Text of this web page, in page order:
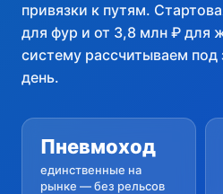
привязки к путям.
для фур и от 3,8 млн ₽ для
систему рассчитываем под
день.
Пневмоход
единственные на
рынке — без рельсов